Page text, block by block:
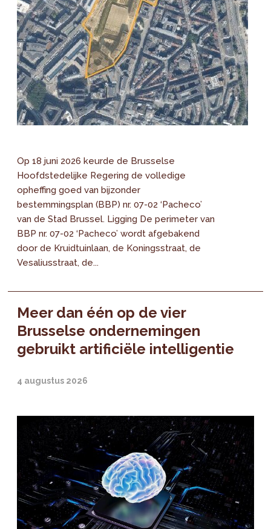
Op 18 juni 2026 keurde de Brusselse
Hoofdstedelijke Regering de volledige
opheffing goed van bijzonder
bestemmingsplan (BBP) nr. 07-02 ‘Pacheco’
van de Stad Brussel. Ligging De perimeter van
BBP nr. 07-02 ‘Pacheco’ wordt afgebakend
door de Kruidtuinlaan, de Koningsstraat, de
Vesaliusstraat, de...
Meer dan één op de vier
Brusselse ondernemingen
gebruikt artificiële intelligentie
4 augustus 2026